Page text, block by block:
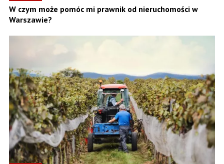
W czym może pomóc mi prawnik od nieruchomości w
Warszawie?